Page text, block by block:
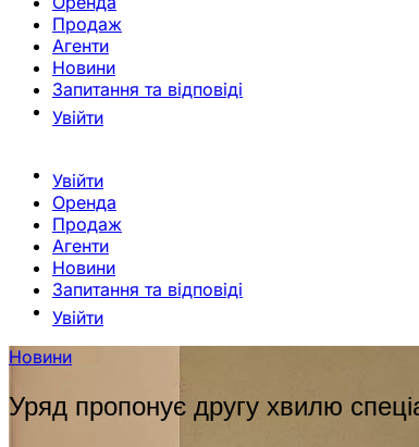
Продаж
Агенти
Новини
Запитання та відповіді
Увійти
Увійти
Оренда
Продаж
Агенти
Новини
Запитання та відповіді
Увійти
Новини
Уряд пропонує другу хвилю